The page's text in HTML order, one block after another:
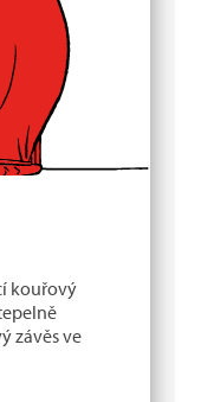
kouřový
závěs ve